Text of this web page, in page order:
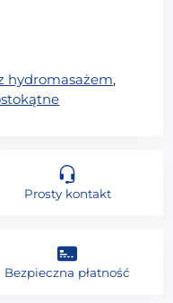
hydromasażem,
Prosty kontakt
Bezpieczna płatność